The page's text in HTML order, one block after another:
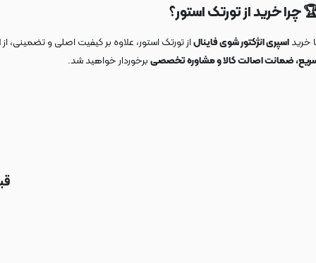
چرا خرید از تورتک استور؟
خریداسپری انژکتور شوی فاینالاز تورتک استور، علاوه بر کیفیت اصلی و تضمینی، از
ضمانت اصالت کالا و مشاوره تخصصیبرخوردار خواهید شد.